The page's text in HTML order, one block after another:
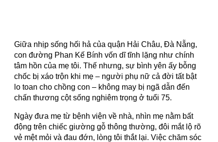
Giữa nhịp sống hối hả của quận Hải Châu, Đà Nẵng,
con đường Phan Kế Bính vốn dĩ tĩnh lặng như chính
tâm hồn của mẹ tôi. Thế nhưng, sự bình yên ấy bỗng
chốc bị xáo trộn khi mẹ – người phụ nữ cả đời tất bật
lo toan cho chồng con – không may bị ngã dẫn đến
chấn thương cột sống nghiêm trọng ở tuổi 75.
Ngày đưa mẹ từ bệnh viện về nhà, nhìn mẹ nằm bất
động trên chiếc giường gỗ thông thường, đôi mắt lộ rõ
vẻ mệt mỏi và đau đớn, lòng tôi thắt lại. Việc chăm sóc